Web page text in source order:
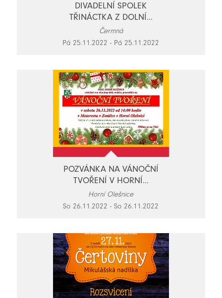
DIVADELNÍ SPOLEK
TŘINÁCTKA Z DOLNÍ...
Čermná
Pá 25.11.2022 - Pá 25.11.2022
POZVÁNKA NA VÁNOČNÍ
TVOŘENÍ V HORNÍ...
Horní Olešnice
So 26.11.2022 - So 26.11.2022